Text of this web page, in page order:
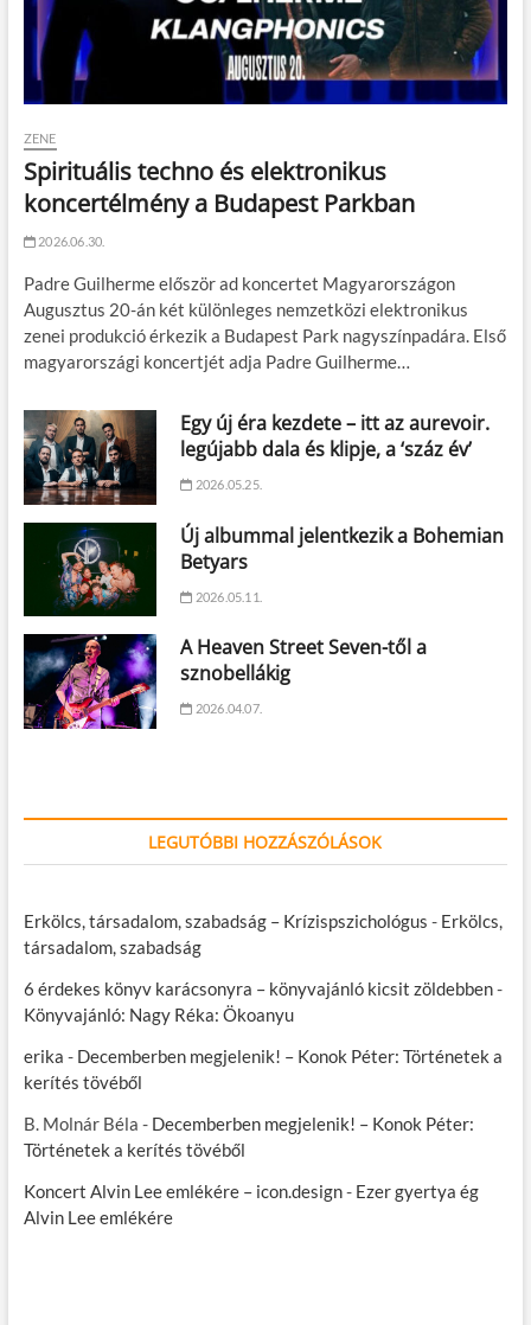
ZENE
Spirituális techno és elektronikus
koncertélmény a Budapest Parkban
2026.06.30.
Padre Guilherme először ad koncertet Magyarországon
Augusztus 20-án két különleges nemzetközi elektronikus
zenei produkció érkezik a Budapest Park nagyszínpadára. Első
magyarországi koncertjét adja Padre Guilherme…
Egy új éra kezdete – itt az aurevoir.
legújabb dala és klipje, a ‘száz év’
2026.05.25.
Új albummal jelentkezik a Bohemian
Betyars
2026.05.11.
A Heaven Street Seven-től a
sznobellákig
2026.04.07.
LEGUTÓBBI HOZZÁSZÓLÁSOK
Erkölcs, társadalom, szabadság – Krízispszichológus - Erkölcs,
társadalom, szabadság
6 érdekes könyv karácsonyra – könyvajánló kicsit zöldebben-
Könyvajánló: Nagy Réka: Ökoanyu
erika - Decemberben megjelenik! – Konok Péter: Történetek a
kerítés tövéből
B. Molnár Béla - Decemberben megjelenik! – Konok Péter:
Történetek a kerítés tövéből
Koncert Alvin Lee emlékére – icon.design- Ezer gyertya ég
Alvin Lee emlékére